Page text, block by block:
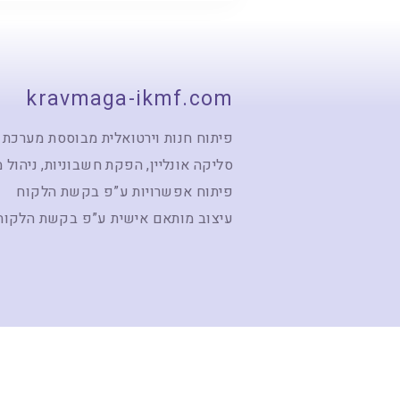
kravmaga-ikmf.com
פיתוח חנות וירטואלית מבוססת
סליקה אונליין, הפקת חשבוניות,
פיתוח אפשרויות ע”פ בקשת הלקוח
עיצוב מותאם אישית ע”פ בקשת